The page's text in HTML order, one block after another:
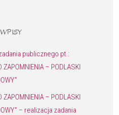
publicznego pt.:
ZAPOMNIENIA – PODLASKI
ZAPOMNIENIA – PODLASKI
– realizacja zadania